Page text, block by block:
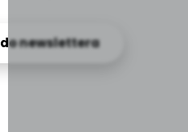
newslettera